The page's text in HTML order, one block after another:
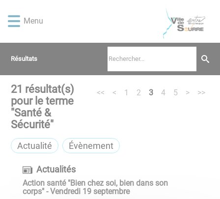
d'accès
rapide
d'accès
rapide
principal
d'accès
rapide
recherche
d'accès
rapide
page
Menu
Résultats
21 résultat(s)
pour le terme
"Santé &
Sécurité"
<< < 1 2 3 4 5 > >>
Actualité Évènement
Actualités
Action santé "Bien chez soi, bien dans son
corps" - Vendredi 19 septembre